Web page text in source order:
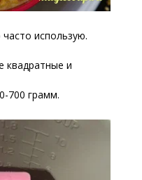
использую.
квадратные и
700 грамм.